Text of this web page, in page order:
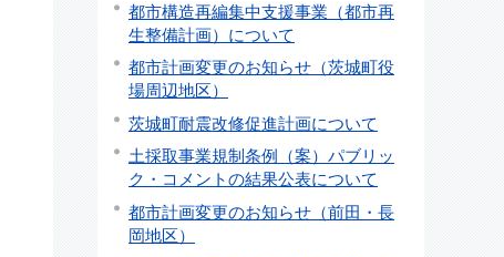
都市構造再編集中支援事業（都市再
生整備計画）について
都市計画変更のお知らせ（茨城町役
場周辺地区）
茨城町耐震改修促進計画について
土採取事業規制条例（案）パブリッ
ク・コメントの結果公表について
都市計画変更のお知らせ（前田・長
岡地区）